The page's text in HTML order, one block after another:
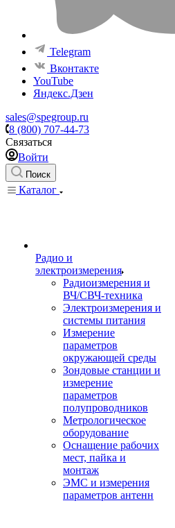
Telegram
Вконтакте
YouTube
Яндекс.Дзен
sales@spegroup.ru
8 (800) 707-44-73
Связаться
Войти
Поиск
Каталог
Радио и
электроизмерения
Радиоизмерения и
ВЧ/СВЧ-техника
Электроизмерения и
системы питания
Измерение
параметров
окружающей среды
Зондовые станции и
измерение
параметров
полупроводников
Метрологическое
оборудование
Оснащение рабочих
мест, пайка и
монтаж
ЭМС и измерения
параметров антенн